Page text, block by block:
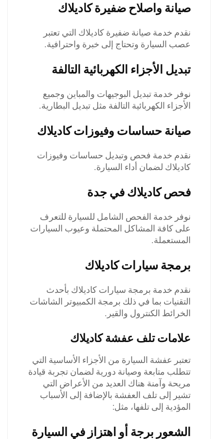
صيانة واصلاح ضفيرة كاديلاك
نقدم خدمة صيانة ضفيرة كاديلاك التي تعتبر
عصب السيارة وتحتاج إلى خبرة واحترافية.
تبديل الأجزاء الكهربائية التالفة
نوفر خدمة تبديل البوجيهات والمباين وجميع
الأجزاء الكهربائية التالفة مثل تبديل البطارية.
صيانة حساسات وفيوزات كاديلاك
نقدم خدمة فحص وتبديل حساسات وفيوزات
كاديلاك لضمان أداء السيارة.
فحص كاديلاك في جدة
نوفر خدمة الفحص الشامل للسيارة للتعرف
على كافة المشاكل المحتملة وعيوب السيارات
المستعملة.
برمجة سيارات كاديلاك
نقدم خدمة برمجة سيارات كاديلاك بأحدث
التقنيات بما في ذلك برمجة الكمبيوتر الشاشات
الخرائط الكنترول والقير.
علامات تلف عفشة كاديلاك
تعتبر عفشة السيارة من الأجزاء الأساسية التي
تتطلب متابعة وصيانة دورية لضمان تجربة قيادة
مريحة وآمنة هناك العديد من الأعراض التي
تشير إلى تلف العفشة بالإضافة إلى الأسباب
المؤدية إلى تلفها، مثل:
الشعور برجة أو اهتزاز في السيارة